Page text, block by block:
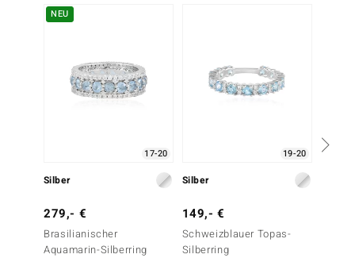
NEU
17-20
Silber
279,- €
Brasilianischer
Aquamarin-Silberring
19-20
Silber
149,- €
Schweizblauer Topas-
Silberring